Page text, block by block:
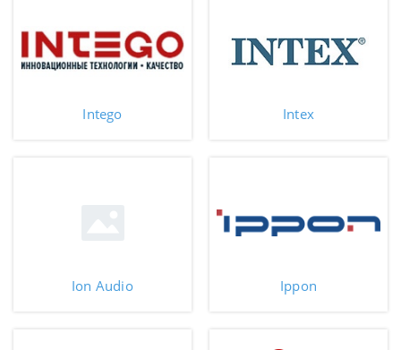
Intego Intex
Ion Audio Ippon